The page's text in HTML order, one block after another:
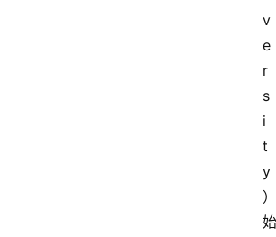
v
e
r
s
i
t
y
）
始